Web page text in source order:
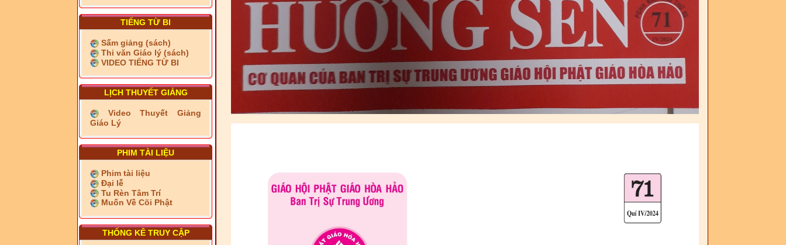
TIẾNG TỪ BI
Sấm giảng (sách)
Thi văn Giáo lý (sách)
VIDEO TIẾNG TỪ BI
LỊCH THUYẾT GIẢNG
Video Thuyết Giảng
Giáo Lý
PHIM TÀI LIỆU
Phim tài liệu
Đại lễ
Tu Rèn Tâm Trí
Muốn Về Cõi Phật
THỐNG KÊ TRUY CẬP